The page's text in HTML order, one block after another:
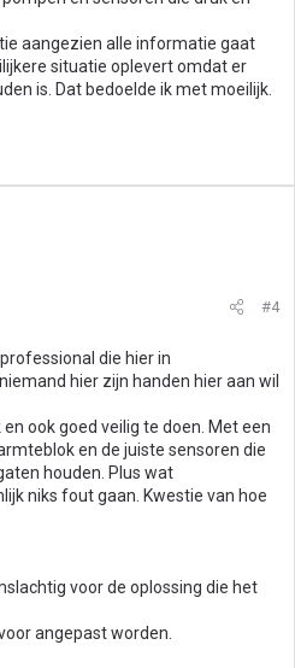
aangezien alle informatie gaat
situatie oplevert omdat er
is. Dat bedoelde ik met moeilijk.
#4
die hier in
hier zijn handen hier aan wil
ook goed veilig te doen. Met een
en de juiste sensoren die
houden. Plus wat
niks fout gaan. Kwestie van hoe
voor de oplossing die het
angepast worden.